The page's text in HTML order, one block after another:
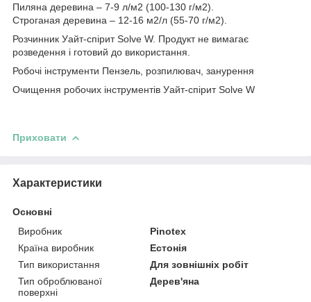
Пиляна деревина – 7-9 л/м2 (100-130 г/м2).
Строганая деревина – 12-16 м2/л (55-70 г/м2).
Розчинник Уайт-спірит Solve W. Продукт не вимагає
розведення і готовий до використання.
Робочі інструменти Пензель, розпилювач, занурення
Очищення робочих інструментів Уайт-спірит Solve W
Приховати
Характеристики
Основні
Виробник
Pinotex
Країна виробник
Естонія
Тип використання
Для зовнішніх робіт
Тип оброблюваної
поверхні
Дерев'яна